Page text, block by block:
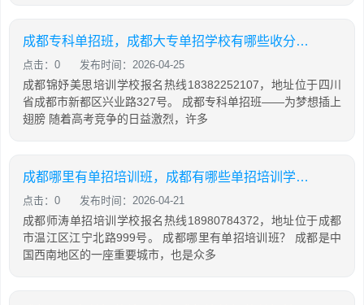
成都专科单招班，成都大专单招学校有哪些收分比较低
点击：0 发布时间：2026-04-25
成都锦妤美思培训学校报名热线18382252107，地址位于四川
省成都市新都区兴业路327号。 成都专科单招班——为梦想插上
翅膀 随着高考竞争的日益激烈，许多
成都哪里有单招培训班，成都有哪些单招培训学校比较好
点击：0 发布时间：2026-04-21
成都师涛单招培训学校报名热线18980784372，地址位于成都
市温江区江宁北路999号。 成都哪里有单招培训班？ 成都是中
国西南地区的一座重要城市，也是众多